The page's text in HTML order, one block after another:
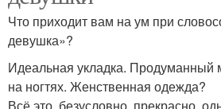
Что приходит вам на ум при
девушка»?
Идеальная укладка. Продуманный
на ногтях. Женственная одежда?
Всё это, безусловно, прекрасно,